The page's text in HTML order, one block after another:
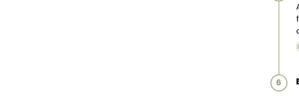
6